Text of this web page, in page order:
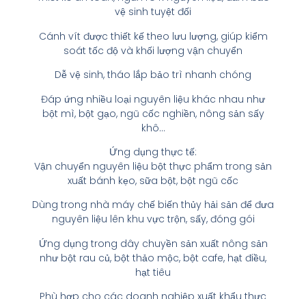
vệ sinh tuyệt đối
Cánh vít được thiết kế theo lưu lượng, giúp kiểm
soát tốc độ và khối lượng vận chuyển
Dễ vệ sinh, tháo lắp bảo trì nhanh chóng
Đáp ứng nhiều loại nguyên liệu khác nhau như
bột mì, bột gạo, ngũ cốc nghiền, nông sản sấy
khô…
Ứng dụng thực tế:
Vận chuyển nguyên liệu bột thực phẩm trong sản
xuất bánh kẹo, sữa bột, bột ngũ cốc
Dùng trong nhà máy chế biến thủy hải sản để đưa
nguyên liệu lên khu vực trộn, sấy, đóng gói
Ứng dụng trong dây chuyền sản xuất nông sản
như bột rau củ, bột thảo mộc, bột cafe, hạt điều,
hạt tiêu